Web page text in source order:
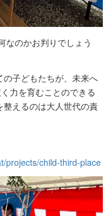
なのかお判りでしょう
子どもたちが、未来へ
力を育むことのできる
えるのは大人世代の責
projects/child-third-place